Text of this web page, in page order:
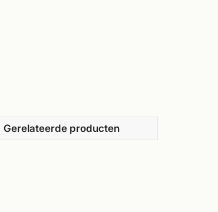
Gerelateerde producten